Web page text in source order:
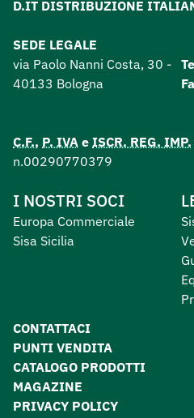
D.IT DISTRIBUZIONE
SEDE LEGALE
via Paolo Nanni Costa, 30 -
40133 Bologna
C.F., P. IVA e ISCR. REG. IMP.
n.00290770379
I NOSTRI SOCI
Europa Commerciale
Sisa Sicilia
CONTATTACI
PUNTI VENDITA
CATALOGO PRODOTTI
MAGAZINE
PRIVACY POLICY